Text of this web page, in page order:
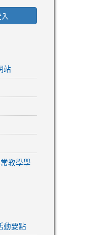
站
教學學
動要點